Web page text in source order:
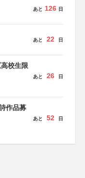
あと 126 日
あと 22 日
校生限
あと 26 日
作品募
あと 52 日